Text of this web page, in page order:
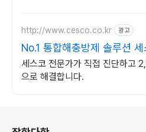
http://www.cesco.co.kr 광고
No.1 통합해충방제 솔루션
니다
세스코 전문가가 직접 진단하고
으로 해결합니다.